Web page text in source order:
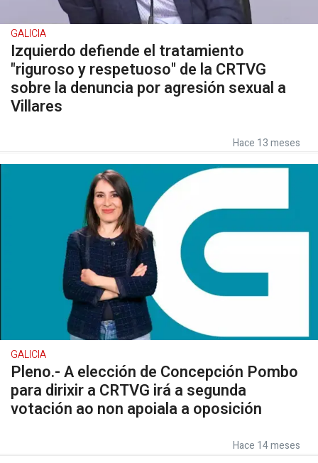
GALICIA
Izquierdo defiende el tratamiento
"riguroso y respetuoso" de la CRTVG
sobre la denuncia por agresión sexual a
Villares
Hace 13 meses
GALICIA
Pleno.- A elección de Concepción Pombo
para dirixir a CRTVG irá a segunda
votación ao non apoiala a oposición
Hace 14 meses